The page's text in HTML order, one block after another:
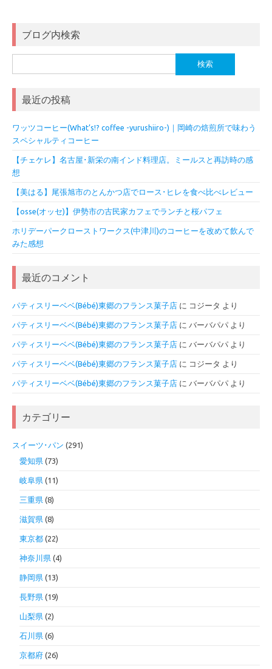
ブログ内検索
索:
最近の投稿
ワッツコーヒー(What’s!? coffee -yurushiiro-)｜岡崎の焙煎所で味わう
スペシャルティコーヒー
【チェケレ】名古屋･新栄の南インド料理店。ミールスと再訪時の感
想
【美はる】尾張旭市のとんかつ店でロース･ヒレを食べ比べレビュー
【osse(オッセ)】伊勢市の古民家カフェでランチと桜パフェ
ホリデーパークローストワークス(中津川)のコーヒーを改めて飲んで
みた感想
最近のコメント
パティスリーベベ(Bébé)東郷のフランス菓子店 に コジータ より
パティスリーベベ(Bébé)東郷のフランス菓子店 に バーバパパ より
パティスリーベベ(Bébé)東郷のフランス菓子店 に バーバパパ より
パティスリーベベ(Bébé)東郷のフランス菓子店 に コジータ より
パティスリーベベ(Bébé)東郷のフランス菓子店 に バーバパパ より
カテゴリー
スイーツ･パン (291)
愛知県 (73)
岐阜県 (11)
三重県 (8)
滋賀県 (8)
東京都 (22)
神奈川県 (4)
静岡県 (13)
長野県 (19)
山梨県 (2)
石川県 (6)
京都府 (26)